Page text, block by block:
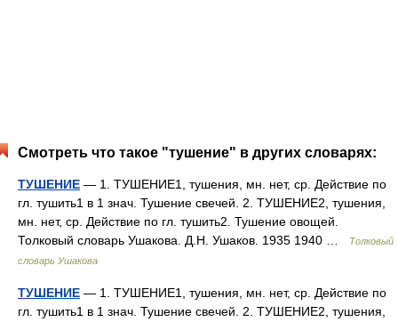
Смотреть что такое "тушение" в других словарях:
ТУШЕНИЕ — 1. ТУШЕНИЕ1, тушения, мн. нет, ср. Действие по
гл. тушить1 в 1 знач. Тушение свечей. 2. ТУШЕНИЕ2, тушения,
мн. нет, ср. Действие по гл. тушить2. Тушение овощей.
Толковый словарь Ушакова. Д.Н. Ушаков. 1935 1940 …
Толковый
словарь Ушакова
ТУШЕНИЕ — 1. ТУШЕНИЕ1, тушения, мн. нет, ср. Действие по
гл. тушить1 в 1 знач. Тушение свечей. 2. ТУШЕНИЕ2, тушения,